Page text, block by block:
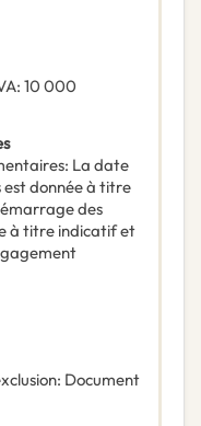
: 10 000
: La date
donnée à titre
des
à titre indicatif et
: Document